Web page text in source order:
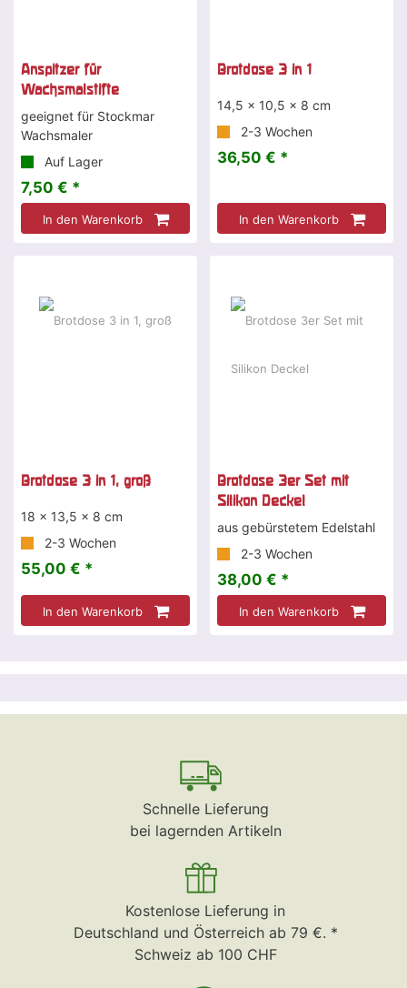
Anspitzer für
Wachsmalstifte
geeignet für Stockmar
Wachsmaler
Auf Lager
7,50 € *
In den Warenkorb
Brotdose 3 in 1
14,5 x 10,5 x 8 cm
2-3 Wochen
36,50 € *
In den Warenkorb
Brotdose 3 in 1, groß
18 x 13,5 x 8 cm
2-3 Wochen
55,00 € *
In den Warenkorb
Brotdose 3er Set mit
Silikon Deckel
aus gebürstetem Edelstahl
2-3 Wochen
38,00 € *
In den Warenkorb
Schnelle Lieferung
bei lagernden Artikeln
Kostenlose Lieferung in
Deutschland und Österreich ab 79 €. *
Schweiz ab 100 CHF